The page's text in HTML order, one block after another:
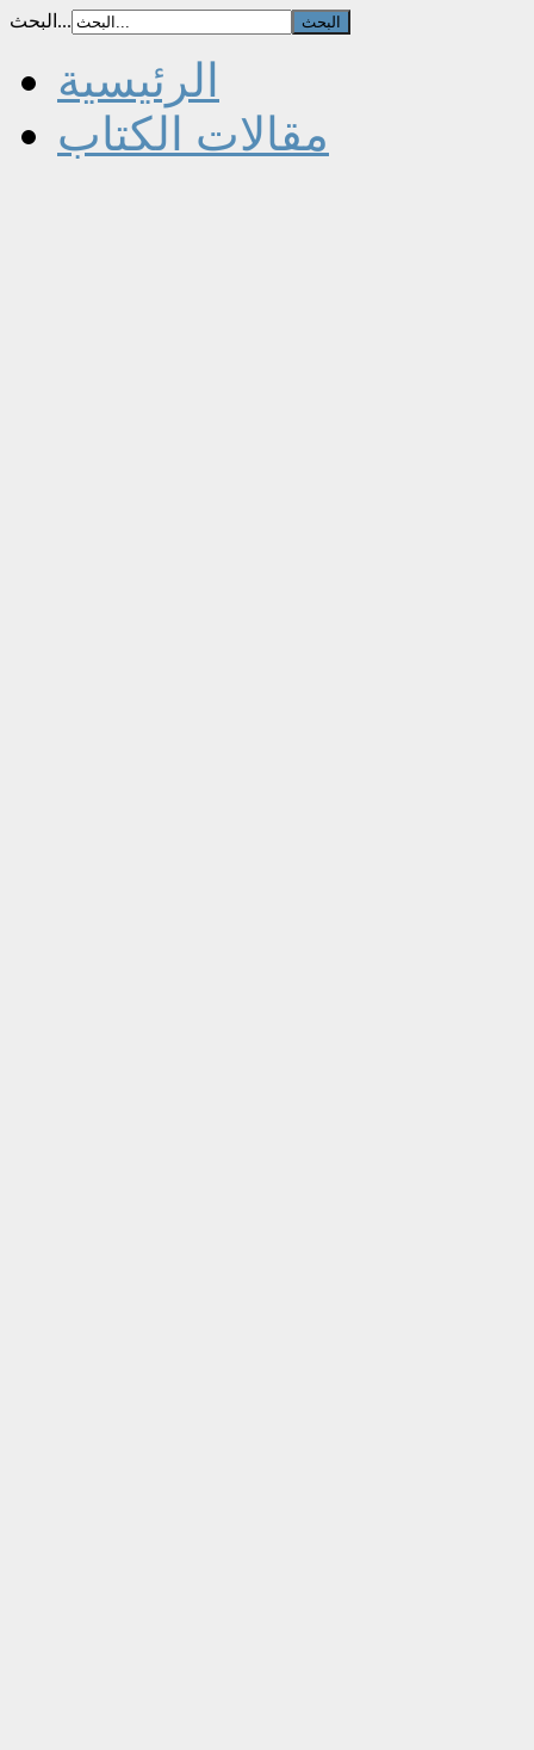
البحث...
الرئيسية
مقالات الكتاب